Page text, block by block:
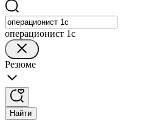
операционист 1с
Резюме
Найти